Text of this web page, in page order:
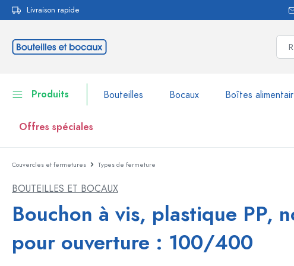
Passer à la navigation principale
Livraison rapide
Produits Bouteilles Bocaux Boîtes
Offres spéciales
Bouteilles
Boîtes alimentaires
Vaisselle
Bouteilles par marque
Bouteilles WECK
Bouteilles par volume
Couvercles et fermetures Types de fermeture
BOUTEILLES ET BOCAUX
Bouchon à vis, plastique PP,
pour ouverture : 100/400